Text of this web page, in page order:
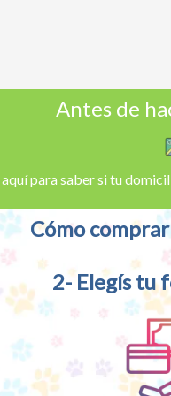
Antes de
aquí para saber si tu
Cómo
2- Elegís tu